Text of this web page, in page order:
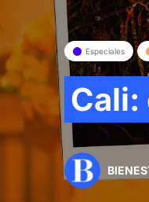
Especiales
Cali: